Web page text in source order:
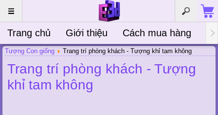
Trang chủ Giới thiệu Cách mua hàng
Tượng Con giống Trang trí phòng khách - Tượng khỉ tam không
Trang trí phòng khách - Tượng
khỉ tam không